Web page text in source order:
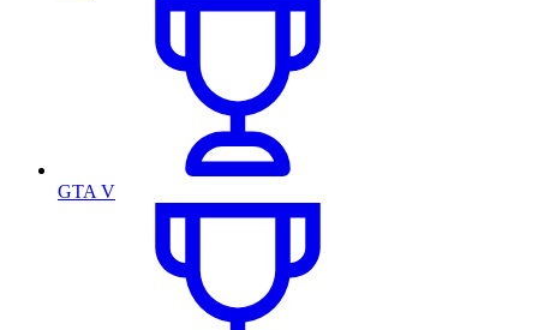
GTA V